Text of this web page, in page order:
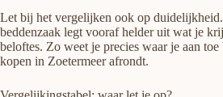
Let bij het vergelijken ook op
beddenzaak legt vooraf helder uit wat je
beloftes. Zo weet je precies waar je aan
kopen in Zoetermeer afrondt.